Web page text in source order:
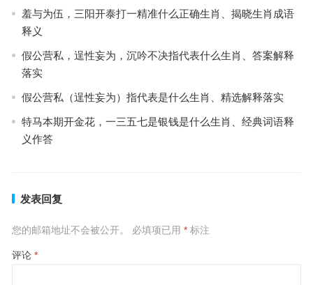
羞与为伍，三阳开泰打一精准什么正确生肖、揭晓生肖成语
释义
假公营私，逞性妄为，沉吟不决指代表什么生肖、答案解释
落实
假公营私（逞性妄为）指代表是什么生肖、精选解释落实
特马本期开金花，一三五七是银钱是什么生肖、经典词语释
义作答
发表回复
您的邮箱地址不会被公开。 必填项已用 *标注
评论 *